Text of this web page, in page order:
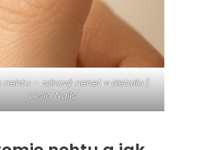
nehtu – zdravý nehet v detailu |
Lesia Nails